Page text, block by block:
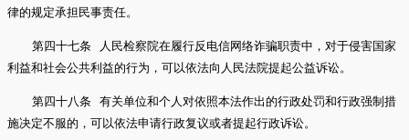
律的规定承担民事责任。
第四十七条 人民检察院在履行反电信网络诈骗职责中，对于侵害国家
利益和社会公共利益的行为，可以依法向人民法院提起公益诉讼。
第四十八条 有关单位和个人对依照本法作出的行政处罚和行政强制措
施决定不服的，可以依法申请行政复议或者提起行政诉讼。